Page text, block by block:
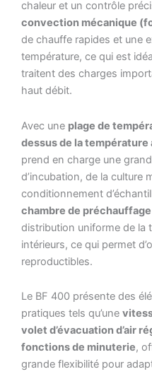
chaleur et un contrôle
convection mécanique
de chauffe rapides et une
température, ce qui est
traitent des charges
haut débit.
Avec une plage de
dessus de la température
prend en charge une
d’incubation, de la culture
conditionnement
chambre de
distribution uniforme de la
intérieurs, ce qui permet
reproductibles.
Le BF 400 présente des
pratiques tels qu’une
volet d’évacuation d’air
fonctions de minuterie,
grande flexibilité pour